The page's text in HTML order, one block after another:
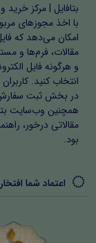
بتافایل | مرکز
امکان می‌دهد که
مقالات، فرم‌ها و
و هرگونه فایل
انتخاب کنید.
در بخش ثبت
همچنین وب‌سایت
مقالاتی درخور،
بود.
اعتماد شما